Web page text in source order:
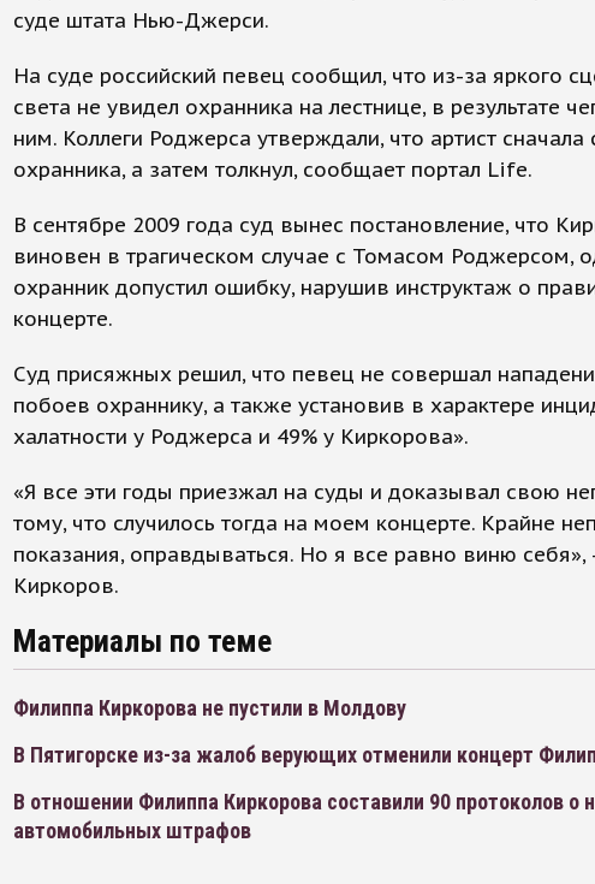
суде штата Нью-Джерси.
На суде российский певец сообщил, что из-за яркого
света не увидел охранника на лестнице, в результате
ним. Коллеги Роджерса утверждали, что артист сначала
охранника, а затем толкнул, сообщает портал Life.
В сентябре 2009 года суд вынес постановление, что
виновен в трагическом случае с Томасом Роджерсом,
охранник допустил ошибку, нарушив инструктаж о
концерте.
Суд присяжных решил, что певец не совершал
побоев охраннику, а также установив в характере
халатности у Роджерса и 49% у Киркорова».
«Я все эти годы приезжал на суды и доказывал свою
тому, что случилось тогда на моем концерте. Крайне
показания, оправдываться. Но я все равно виню себя»,
Киркоров.
Материалы по теме
Филиппа Киркорова не пустили в Молдову
В Пятигорске из-за жалоб верующих отменили концерт
В отношении Филиппа Киркорова составили 90 протоколов о
автомобильных штрафов